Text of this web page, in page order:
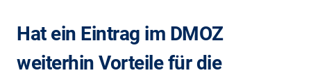
Hat ein Eintrag im DMOZ
weiterhin Vorteile für die